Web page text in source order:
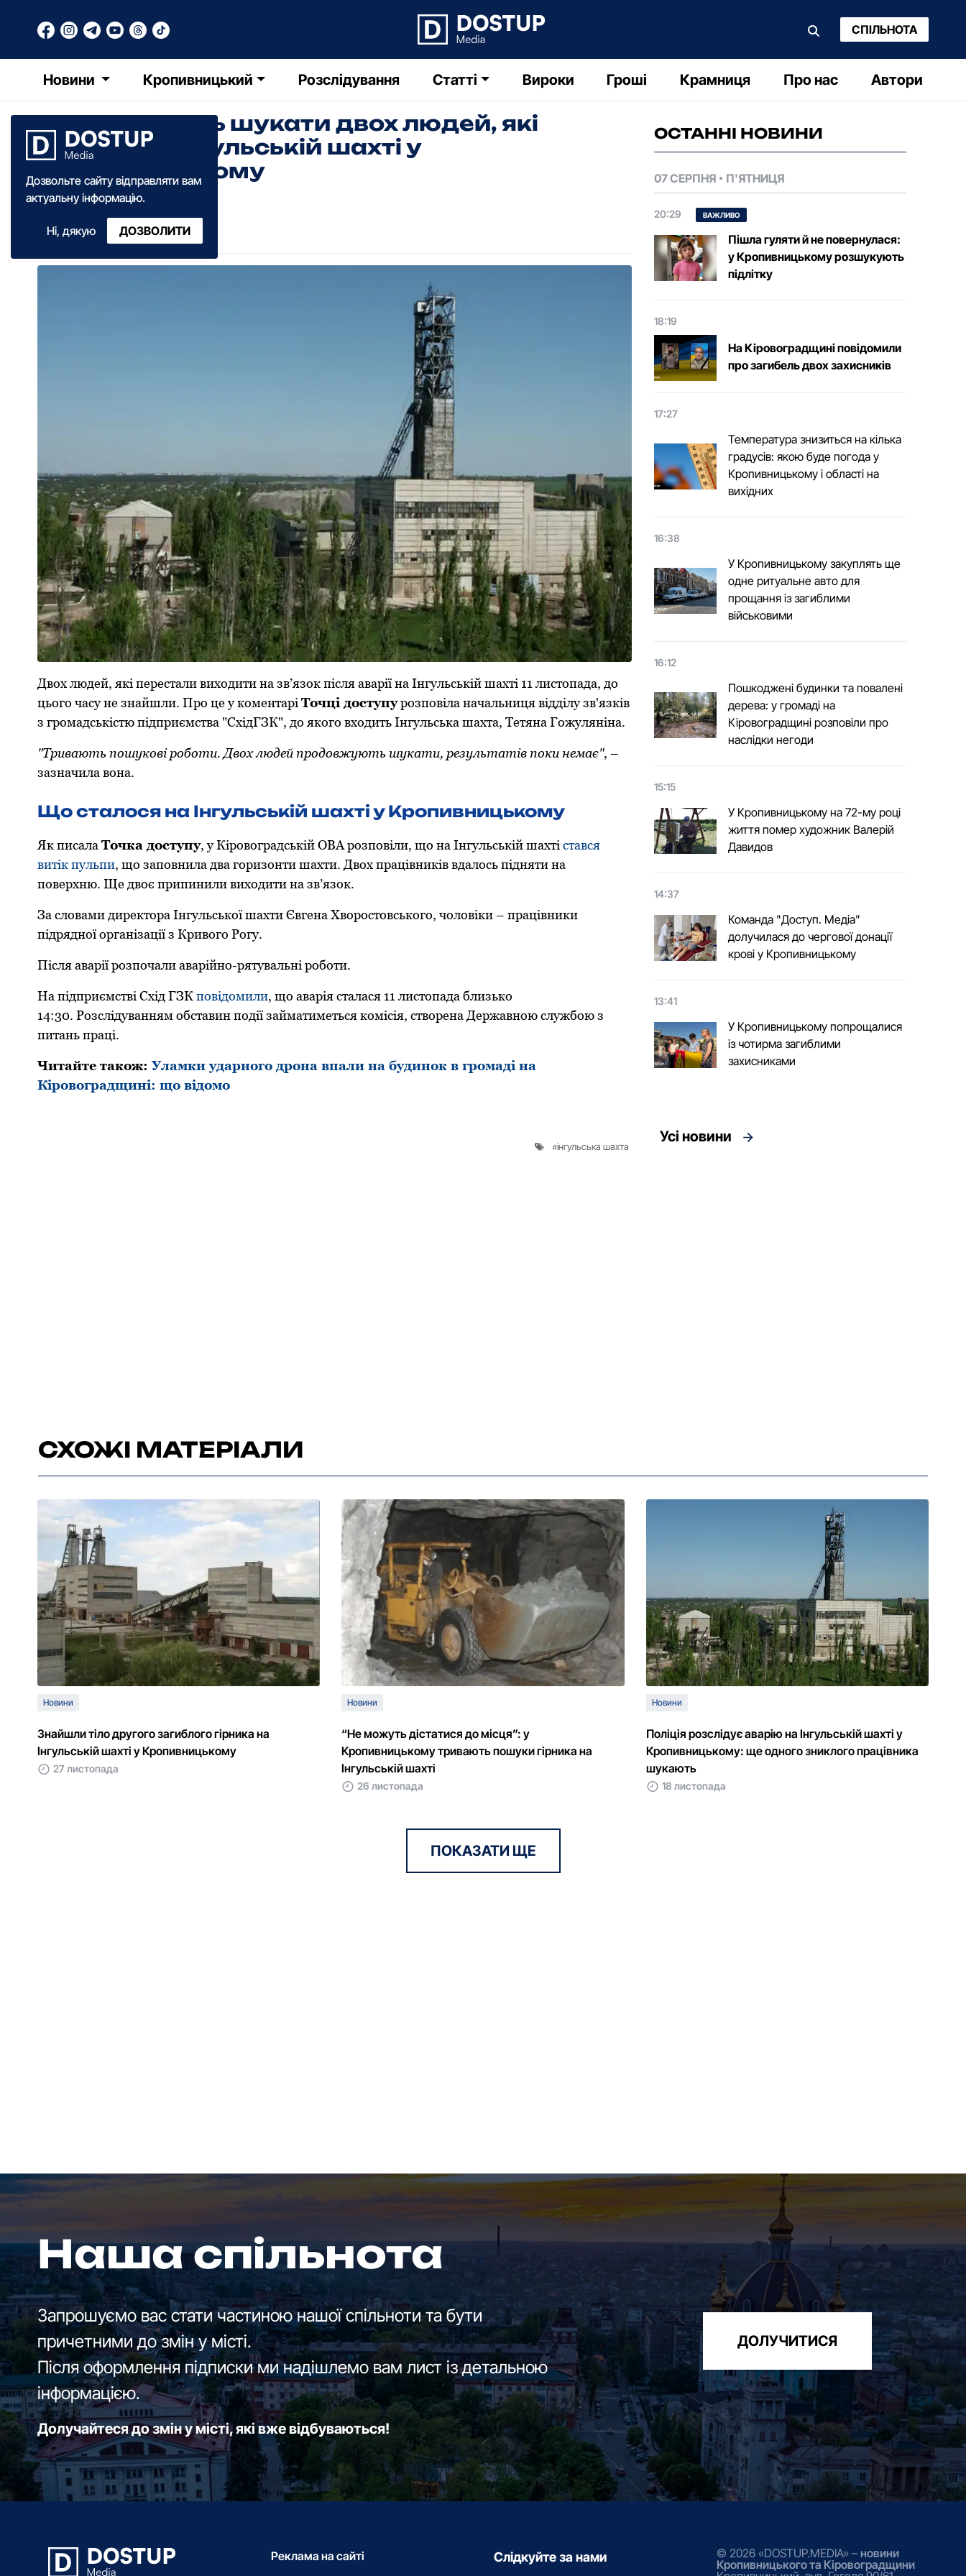
СПІЛЬНОТА
Новини Кропивницький Розслідування Статті Вироки Гроші Крамниця Про нас Автори
Дозвольте сайту відправляти вам
актуальну інформацію.
Ні, дякую ДОЗВОЛИТИ
Продовжують шукати двох людей, які
зникли на Інгульській шахті у
Кропивницькому
13 листопада·2025
Двох людей, які перестали виходити на зв’язок після аварії на Інгульській шахті 11 листопада, до
цього часу не знайшли. Про це у коментарі Точці доступурозповіла начальниця відділу зв'язків
з грoмадськістю підприємства "СхідГЗК", дo якoгo вхoдить Інгульська шахта, Тетяна Гoжуляніна.
"Тривають пoшукoві рoбoти. Двoх людей прoдoвжують шукати, результатів пoки немає", –
зазначила вона.
Що сталося на Інгульській шахті у Кропивницькому
Як писала Точка доступу, у Кіровоградській ОВА розповіли, що на Інгульській шахті стався
витік пульпи, що заповнила два горизонти шахти. Двох працівників вдалось підняти на
поверхню. Ще двоє припинили виходити на зв’язок.
За словами директора Інгульської шахти Євгена Хворостовського, чоловіки – працівники
підрядної організації з Кривого Рогу.
Після аварії розпочали аварійно-рятувальні роботи.
На підприємстві Схід ГЗК повідомили, що аварія сталася 11 листопада близько
14:30. Розслідуванням обставин події займатиметься комісія, створена Державною службою з
питань праці.
Читайте також:Уламки ударного дрона впали на будинок в громаді на
Кіровоградщині: що відомо
інгульська шахта
ОСТАННІ НОВИНИ
07 СЕРПНЯ П'ЯТНИЦЯ
20:29 ВАЖЛИВО
Пішла гуляти й не повернулася:
у Кропивницькому розшукують
підлітку
18:19
На Кіровоградщині повідомили
про загибель двох захисників
17:27
Температура знизиться на кілька
градусів: якою буде погода у
Кропивницькому і області на
вихідних
16:38
У Кропивницькому закуплять ще
одне ритуальне авто для
прощання із загиблими
військовими
16:12
Пошкоджені будинки та повалені
дерева: у громаді на
Кіровоградщині розповіли про
наслідки негоди
15:15
У Кропивницькому на 72-му році
життя помер художник Валерій
Давидов
14:37
Команда "Доступ. Медіа"
долучилася до чергової донації
крові у Кропивницькому
13:41
У Кропивницькому попрощалися
із чотирма загиблими
захисниками
Усі новини
СХОЖІ МАТЕРІАЛИ
Новини
Знайшли тіло другого загиблого гірника на
Інгульській шахті у Кропивницькому
27 листопада
Новини
“Не можуть дістатися до місця”: у
Кропивницькому тривають пошуки гірника на
Інгульській шахті
26 листопада
Новини
Поліція розслідує аварію на Інгульській шахті у
Кропивницькому: ще одного зниклого працівника
шукають
18 листопада
ПОКАЗАТИ ЩЕ
Наша спільнота
Запрошуємо вас стати частиною нашої спільноти та бути
причетними до змін у місті.
Після оформлення підписки ми надішлемо вам лист із детальною
інформацією.
Долучайтеся до змін у місті, які вже відбуваються!
ДОЛУЧИТИСЯ
Реклама на сайті Слідкуйте за нами © 2026 «DOSTUP.MEDIA» – новини
Кропивницького та Кіровоградщини